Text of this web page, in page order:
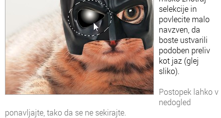
selekcije in
povlecite malo
navzven, da
boste ustvarili
podoben preliv
kot jaz (glej
sliko).
Postopek lahko v
nedogled
ponavljajte, tako da se ne sekirajte.